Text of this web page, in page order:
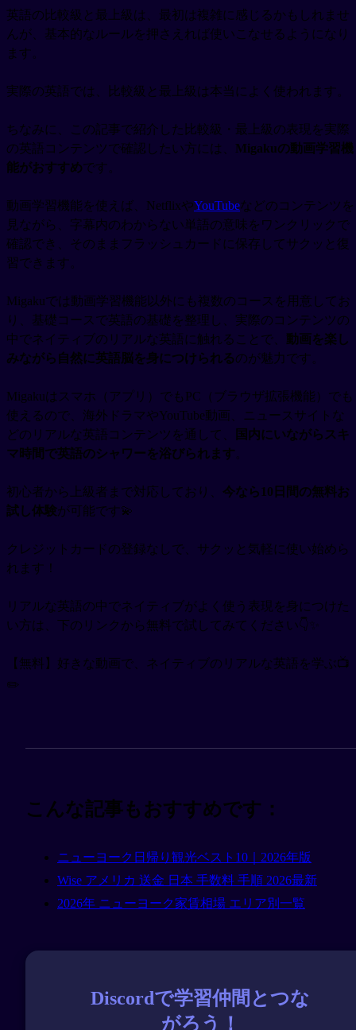
英語の比較級と最上級は、最初は複雑に感じるかもしれませ
んが、基本的なルールを押さえれば使いこなせるようになり
ます。
実際の英語では、比較級と最上級は本当によく使われます。
ちなみに、この記事で紹介した比較級・最上級の表現を実際
の英語コンテンツで確認したい方には、 Migakuの動画学習機
能がおすすめです。
動画学習機能を使えば、NetflixやYouTubeなどのコンテンツを
見ながら、字幕内のわからない単語の意味をワンクリックで
確認でき、そのままフラッシュカードに保存してサクッと復
習できます。
Migakuでは動画学習機能以外にも複数のコースを用意してお
り、基礎コースで英語の基礎を整理し、実際のコンテンツの
中でネイティブのリアルな英語に触れることで、 動画を楽し
みながら自然に英語脳を身につけられるのが魅力です。
Migakuはスマホ（アプリ）でもPC（ブラウザ拡張機能）でも
使えるので、海外ドラマやYouTube動画、ニュースサイトな
どのリアルな英語コンテンツを通して、
国内にいながらスキ
マ時間で英語のシャワーを浴びられます。
初心者から上級者まで対応しており、 今なら10日間の無料お
試し体験が可能です💫
クレジットカードの登録なしで、サクッと気軽に使い始めら
れます！
リアルな英語の中でネイティブがよく使う表現を身につけた
い方は、下のリンクから無料で試してみてください👇✨
【無料】好きな動画で、ネイティブのリアルな英語を学ぶ📺
✏️
こんな記事もおすすめです：
ニューヨーク日帰り観光ベスト10｜2026年版
Wise アメリカ 送金 日本 手数料 手順 2026最新
2026年 ニューヨーク家賃相場 エリア別一覧
Discordで学習仲間とつな
がろう！